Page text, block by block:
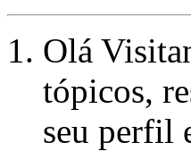
Olá
tópicos,
seu perfil